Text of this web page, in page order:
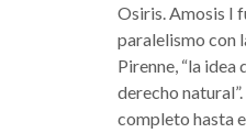
Osiris. Amosis I
paralelismo con
Pirenne, “la
derecho
completo hasta